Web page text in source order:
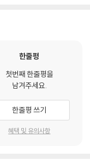
한줄평
첫번째 한줄평을
남겨주세요.
한줄평 쓰기
혜택 및 유의사항